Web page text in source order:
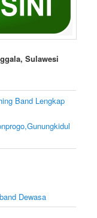
Sulawesi